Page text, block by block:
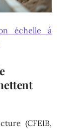
échelle à
(CFEIB,